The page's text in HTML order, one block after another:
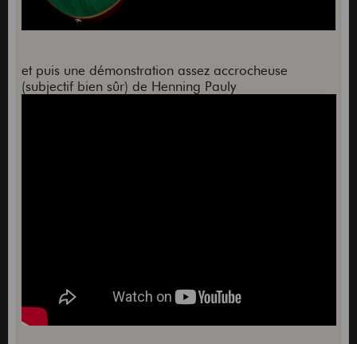
et puis une démonstration assez accrocheuse
(subjectif bien sûr) de Henning Pauly